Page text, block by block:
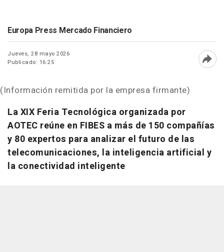
Europa Press Mercado Financiero
Jueves, 28 mayo 2026
Publicado: 16:25
(Información remitida por la empresa firmante)
La XIX Feria Tecnológica organizada por
AOTEC reúne en FIBES a más de 150 compañías
y 80 expertos para analizar el futuro de las
telecomunicaciones, la inteligencia artificial y
la conectividad inteligente